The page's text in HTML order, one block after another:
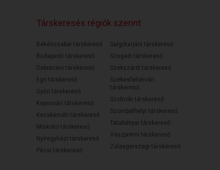
Társkeresés régiók szerint
Békéscsabai társkereső
Budapesti társkereső
Debreceni társkereső
Egri társkereső
Győri társkereső
Kaposvári társkereső
Kecskeméti társkereső
Miskolci társkereső
Nyíregyházi társkereső
Pécsi társkereső
Salgótarjáni társkereső
Szegedi társkereső
Szekszárdi társkereső
Székesfehérvári
társkereső
Szolnoki társkereső
Szombathelyi társkereső
Tatabányai társkereső
Veszprémi társkereső
Zalaegerszegi társkereső